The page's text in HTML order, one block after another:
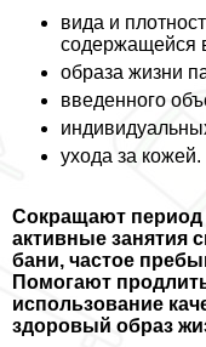
вида и
содержащейся
образа жизни
введенного
ухода за кожей.
Сокращают период
активные занятия
бани, частое
Помогают
использование
здоровый образ